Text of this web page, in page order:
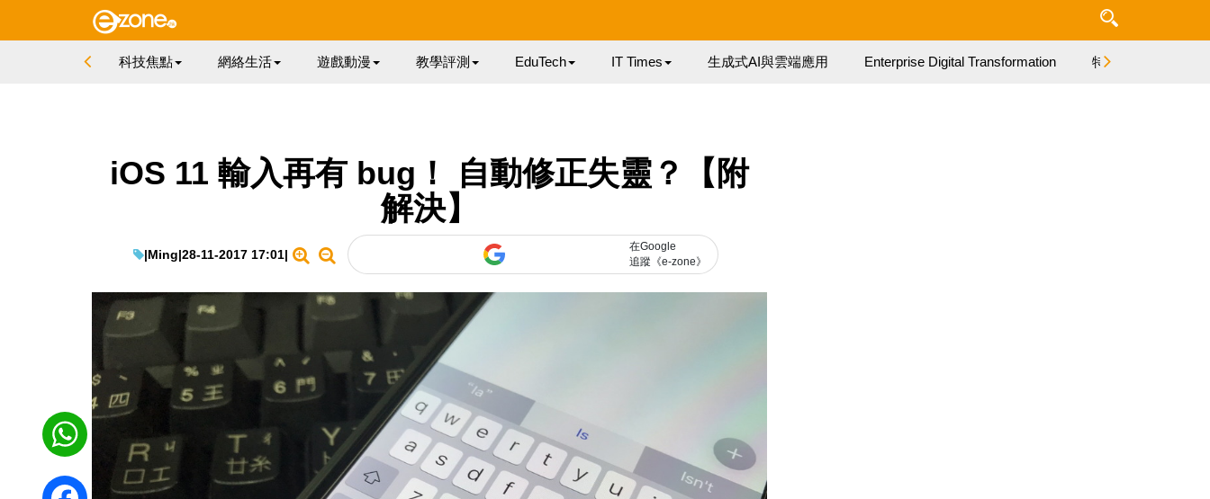
科技焦點 網絡生活 遊戲動漫 教學評測 EduTech IT Times 生成式AI與雲端應用 Enterprise Digital Transformation 特集
iOS 11 輸入再有 bug！ 自動修正失靈？【附
解決】
|Ming|28-11-2017 17:01|
在Google
追蹤《e-zone》
WhatsApp